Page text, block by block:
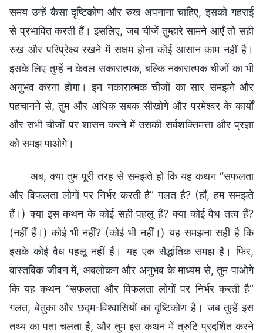
समय उन्हें कैसा दृष्टिकोण और रुख अपनाना चाहिए, इसको गहराई
से प्रभावित करती हैं। इसलिए, जब चीजें तुम्‍हारे सामने आएँ तो सही
रुख और परिप्रेक्ष्य रखने में सक्षम होना कोई आसान काम नहीं है।
इसके लिए तुम्‍हें न केवल सकारात्मक, बल्कि नकारात्मक चीजों का भी
अनुभव करना होगा। इन नकारात्मक चीजों का सार समझने और
पहचानने से, तुम और अधिक सबक सीखोगे और परमेश्वर के कार्यों
और सभी चीजों पर शासन करने में उसकी सर्वशक्तिमत्ता और प्रज्ञा
को समझ पाओगे।
अब, क्या तुम पूरी तरह से समझते हो कि यह कथन “सफलता
और विफलता लोगों पर निर्भर करती है” गलत है? (हाँ, हम समझते
हैं।) क्या इस कथन के कोई सही पहलू हैं? क्या कोई वैध तत्व हैं?
(नहीं हैं।) कोई भी नहीं? (कोई भी नहीं।) यह समझना सही है कि
इसके कोई वैध पहलू नहीं हैं। यह एक सैद्धांतिक समझ है। फिर,
वास्तविक जीवन में, अवलोकन और अनुभव के माध्यम से, तुम पाओगे
कि यह कथन “सफलता और विफलता लोगों पर निर्भर करती है”
गलत, बेतुका और छद्म-विश्वासियों का दृष्टिकोण है। जब तुम्हें इस
तथ्य का पता चलता है, और तुम इस कथन में त्रुटि प्रदर्शित करने